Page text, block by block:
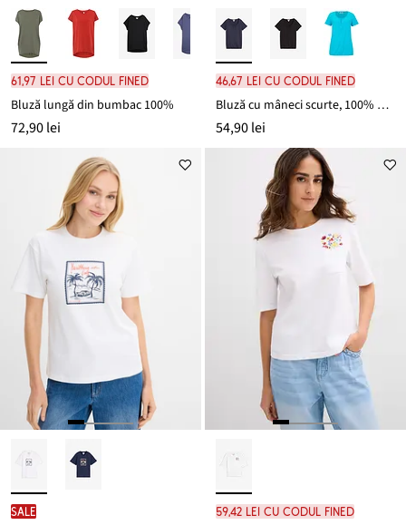
61,97 lei cu codul FINED
Bluză lungă din bumbac 100%
72,90 lei
46,67 lei cu codul FINED
Bluză cu mâneci scurte, 100% din bumbac
54,90 lei
SALE 59,42 lei cu codul FINED